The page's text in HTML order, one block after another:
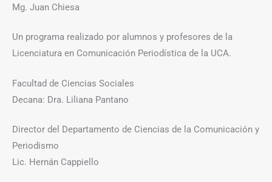
Mg. Juan Chiesa
Un programa realizado por alumnos y profesores de la
Licenciatura en Comunicación Periodística de la UCA.
Facultad de Ciencias Sociales
Decana: Dra. Liliana Pantano
Director del Departamento de Ciencias de la Comunicación y
Periodismo
Lic. Hernán Cappiello